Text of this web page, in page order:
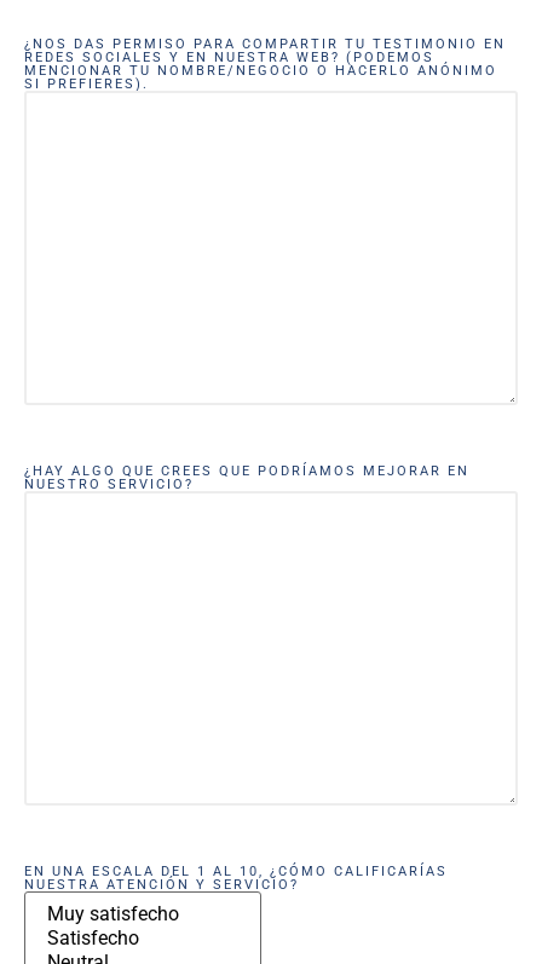
¿NOS DAS PERMISO PARA COMPARTIR TU TESTIMONIO EN
REDES SOCIALES Y EN NUESTRA WEB? (PODEMOS
MENCIONAR TU NOMBRE/NEGOCIO O HACERLO ANÓNIMO
SI PREFIERES).
¿HAY ALGO QUE CREES QUE PODRÍAMOS MEJORAR EN
NUESTRO SERVICIO?
EN UNA ESCALA DEL 1 AL 10, ¿CÓMO CALIFICARÍAS
NUESTRA ATENCIÓN Y SERVICIO?